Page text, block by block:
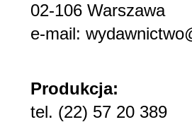
02-106 Warszawa
e-mail:
Produkcja:
tel. (22) 57 20 389